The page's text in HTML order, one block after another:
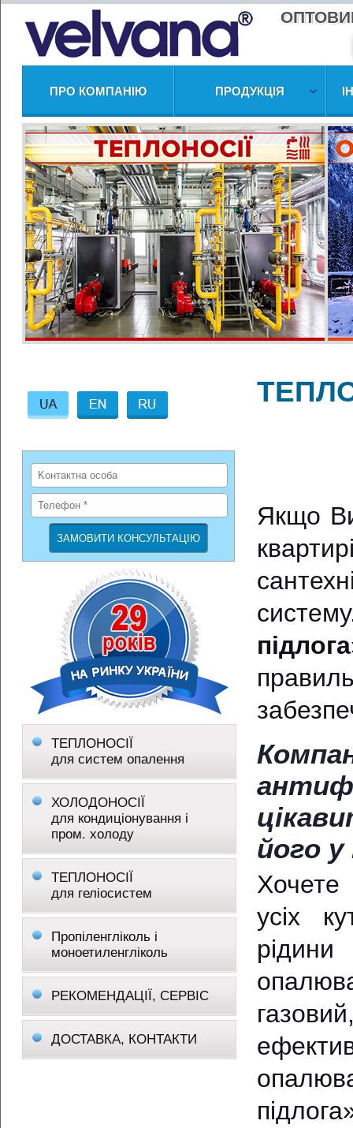
ПРО КОМПАНІЮ ПРОДУКЦІЯ
ТЕПЛОНОСІЇ
для систем опалення
ХОЛОДОНОСІЇ
для кондиціонування і
пром. холоду
ТЕПЛОНОСІЇ
для геліосистем
Пропіленгліколь і
моноетиленгліколь
РЕКОМЕНДАЦІЇ, СЕРВІС
ДОСТАВКА, КОНТАКТИ
Якщо
його у
Хочете
усіх